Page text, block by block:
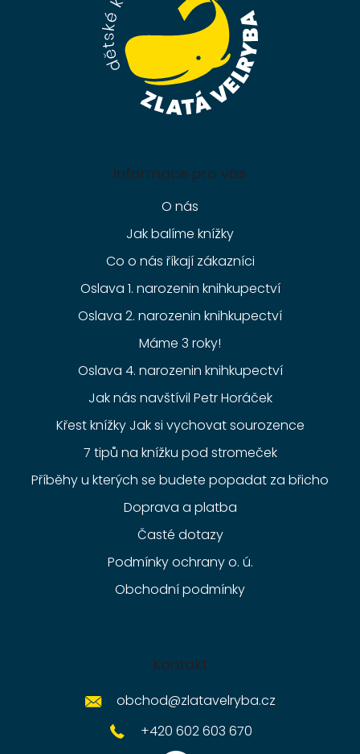
Informace pro vás
O nás
Jak balíme knížky
Co o nás říkají zákazníci
Oslava 1. narozenin knihkupectví
Oslava 2. narozenin knihkupectví
Máme 3 roky!
Oslava 4. narozenin knihkupectví
Jak nás navštívil Petr Horáček
Křest knížky Jak si vychovat sourozence
7 tipů na knížku pod stromeček
Příběhy u kterých se budete popadat za břicho
Doprava a platba
Časté dotazy
Podmínky ochrany o. ú.
Obchodní podmínky
Kontakt
obchod@zlatavelryba.cz
+420 602 603 670